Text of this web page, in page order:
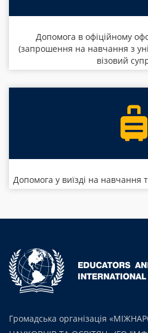
Допомога в офіційному
(запрошення на навчання з
візовий
Допомога у виїзді на навчання
Громадська організація